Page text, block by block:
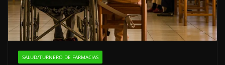
SALUD/TURNERO DE FARMACIAS